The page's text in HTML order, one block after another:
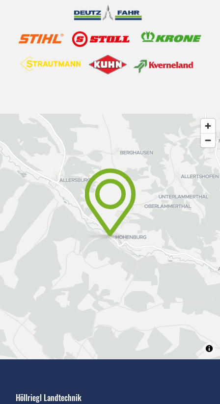
Höllriegl Landtechnik